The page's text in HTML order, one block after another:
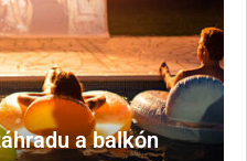
a balkón